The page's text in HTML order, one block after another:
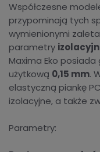
Współczesne
przypominają tych
wymienionymi
parametry
Maxima Eko posiada
użytkową 0,15 mm.
elastyczną piankę
izolacyjne, a także
Parametry: